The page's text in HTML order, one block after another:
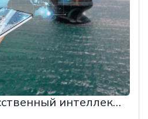
Может ли искусственный интеллект стать операционной системой мировой торговли?